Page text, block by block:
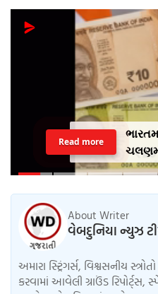
Read more
About Writer
વેબદુનિયા ન્યુઝ
અમારા સ્ટ્રિંગર્સ, વિશ્વસનીય
કરવામાં આવેલી ગ્રાઉંડ રિપોર્ટ્સ,